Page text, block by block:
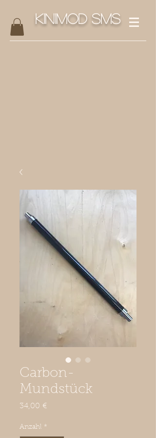
Kinimod SMS
Carbon-
Mundstück
34,00 €Preis
Anzahl *